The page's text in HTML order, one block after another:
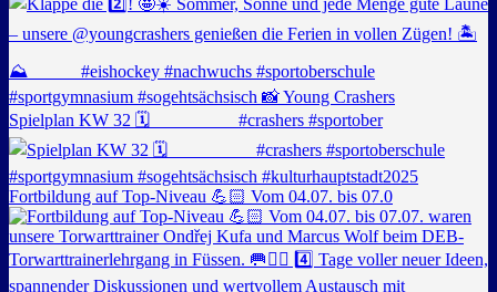
Spielplan KW 32 🗓️ _________ #crashers #sportober
Fortbildung auf Top-Niveau 💪🏻 Vom 04.07. bis 07.0